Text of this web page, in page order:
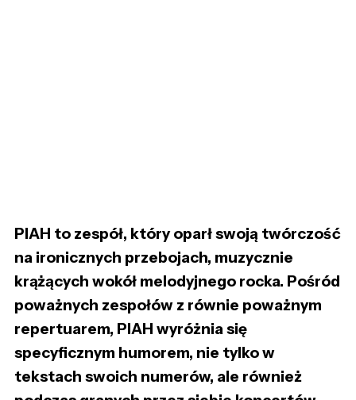
PIAH to zespół, który oparł swoją twórczość
na ironicznych przebojach, muzycznie
krążących wokół melodyjnego rocka. Pośród
poważnych zespołów z równie poważnym
repertuarem, PIAH wyróżnia się
specyficznym humorem, nie tylko w
tekstach swoich numerów, ale również